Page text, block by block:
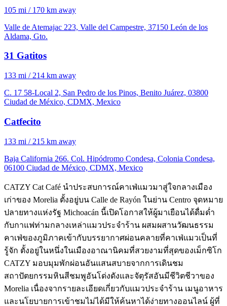
105 mi / 170 km away
Valle de Atemajac 223, Valle del Campestre, 37150 León de los
Aldama, Gto.
31 Gatitos
133 mi / 214 km away
C. 17 58-Local 2, San Pedro de los Pinos, Benito Juárez, 03800
Ciudad de México, CDMX, Mexico
Catfecito
133 mi / 215 km away
Baja California 266. Col. Hipódromo Condesa, Colonia Condesa,
06100 Ciudad de México, CDMX, Mexico
CATZY Cat Café นำประสบการณ์คาเฟ่แมวมาสู่ใจกลางเมือง
เก่าของ Morelia ตั้งอยู่บน Calle de Rayón ในย่าน Centro จุดหมาย
ปลายทางแห่งรัฐ Michoacán นี้เปิดโอกาสให้ผู้มาเยือนได้ดื่มด่ำ
กับกาแฟท่ามกลางเหล่าแมวประจำร้าน ผสมผสานวัฒนธรรม
คาเฟ่ของภูมิภาคเข้ากับบรรยากาศผ่อนคลายที่คาเฟ่แมวเป็นที่
รู้จัก ตั้งอยู่ในหนึ่งในเมืองอาณานิคมที่สวยงามที่สุดของเม็กซิโก
CATZY มอบมุมพักผ่อนอันแสนสบายจากการเดินชม
สถาปัตยกรรมหินสีชมพูอันโด่งดังและจัตุรัสอันมีชีวิตชีวาของ
Morelia เนื่องจากรายละเอียดเกี่ยวกับแมวประจำร้าน เมนูอาหาร
และนโยบายการเข้าชมไม่ได้มีให้ค้นหาได้ง่ายทางออนไลน์ ผู้ที่